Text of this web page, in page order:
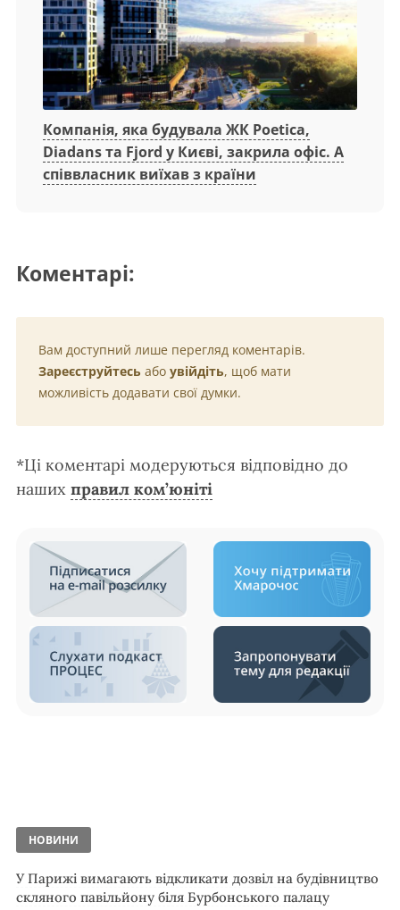
Компанія, яка будувала ЖК Poetica,
Diadans та Fjord у Києві, закрила офіс. А
співвласник виїхав з країни
Коментарі:
Вам доступний лише перегляд коментарів.
Зареєструйтесь або увійдіть, щоб мати
можливість додавати свої думки.
*Ці коментарі модеруються відповідно до
наших правил ком’юніті
НОВИНИ
У Парижі вимагають відкликати дозвіл на будівництво
скляного павільйону біля Бурбонського палацу